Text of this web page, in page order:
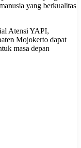
yang berkualitas
Atensi YAPI,
Mojokerto dapat
masa depan